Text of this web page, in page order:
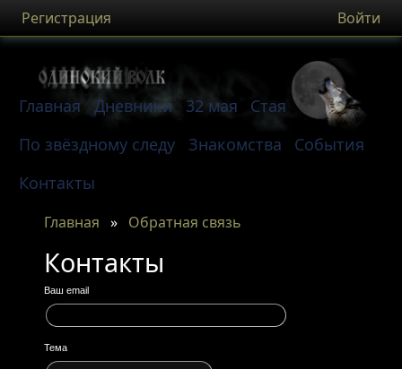
Регистрация Войти
Главная Дневники 32 мая
Стая
По звёздному следу
Знакомства
События
Контакты
Главная » Обратная связь
Контакты
Ваш email
Тема